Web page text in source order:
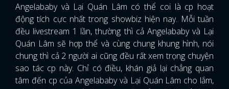
Angelababy và Lại Quán Lâm có thể coi là cp hoạt
động tích cực nhất trong showbiz hiện nay. Mỗi tuần
đều livestream 1 lần, thường thì cả Angelababy và Lại
Quán Lâm sẽ hợp thể và cùng chung khung hình, nói
chung thì cả 2 người ai cũng đều rất xem trọng chuyện
sao tác cp này. Chỉ có điều, khán giả lại chẳng quan
tâm đến cp của Angelababy và Lại Quán Lâm cho lắm,